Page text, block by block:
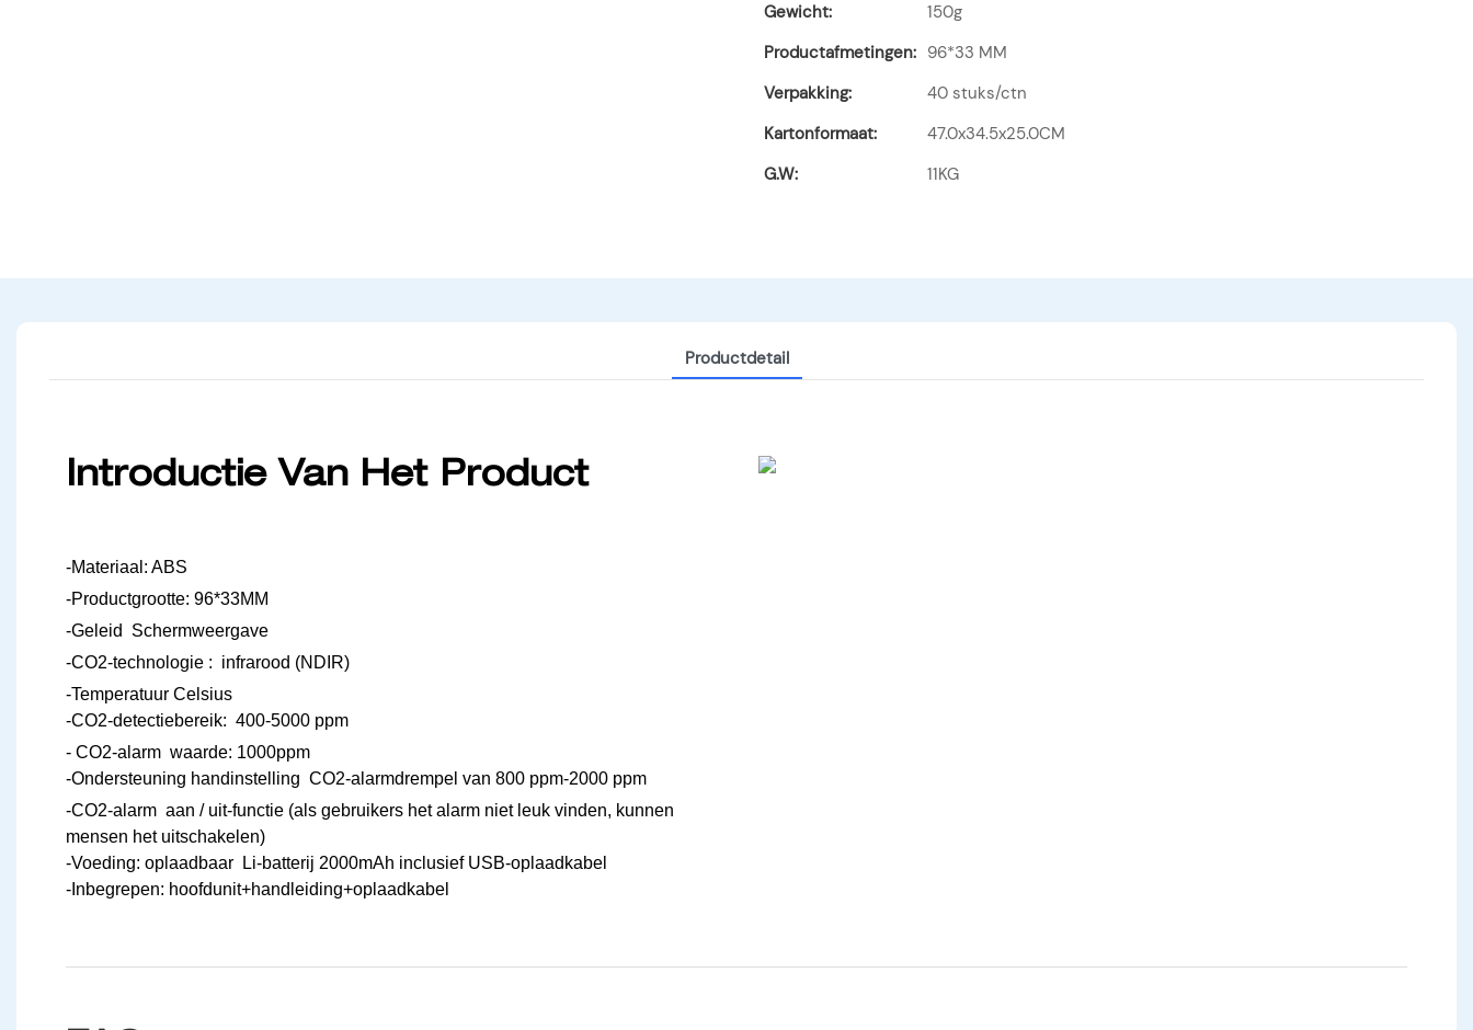
Gewicht:
150g
Productafmetingen: 96*33 MM
Verpakking:
40 stuks/ctn
Kartonformaat:
47.0x34.5x25.0CM
G.W:
11KG
Productdetail
Introductie Van Het Product
-Materiaal: ABS
-Productgrootte: 96*33MM
-Geleid Schermweergave
-CO2-technologie : infrarood (NDIR)
-Temperatuur Celsius
-CO2-detectiebereik: 400-5000 ppm
- CO2-alarm waarde: 1000ppm
-Ondersteuning handinstelling CO2-alarmdrempel van 800 ppm-2000 ppm
-CO2-alarm aan / uit-functie (als gebruikers het alarm niet leuk vinden, kunnen
mensen het uitschakelen)
-Voeding: oplaadbaar Li-batterij 2000mAh inclusief USB-oplaadkabel
-Inbegrepen: hoofdunit+handleiding+oplaadkabel